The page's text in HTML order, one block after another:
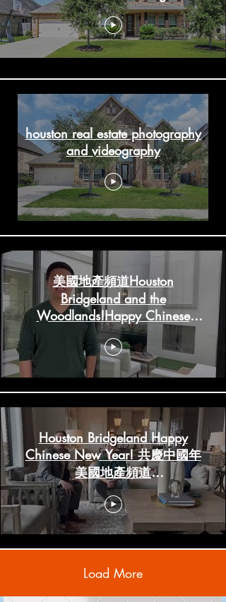
houston real estate photography
and videography
美國地產頻道Houston
Bridgeland and the
Woodlands!Happy Chinese
New Year!
HoustonRealestateChannels.com
Houston Bridgeland Happy
Chinese New Year! 共慶中國年
美國地產頻道
www.HoustonRealestateChannels.com
Load More